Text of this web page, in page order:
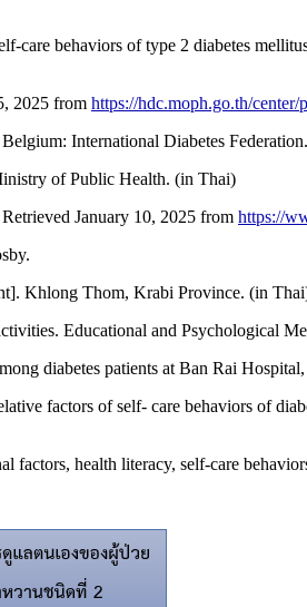
care behaviors of type 2 diabetes
2025 from https://hdc.moph.go.th/center/
International Diabetes
of Public Health. (in Thai)
January 10, 2025 from https://
Khlong Thom, Krabi Province. (in
Educational and Psychological
diabetes patients at Ban Rai
factors of self- care behaviors of
health literacy, self-care